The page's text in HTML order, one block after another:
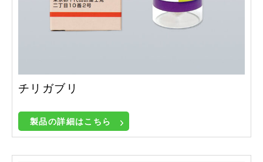
チリガブリ
製品の詳細はこちら